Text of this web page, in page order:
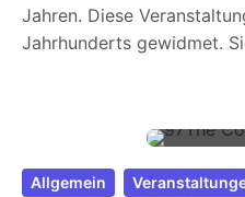
Jahren. Diese
Jahrhunderts gewidmet.
Allgemein